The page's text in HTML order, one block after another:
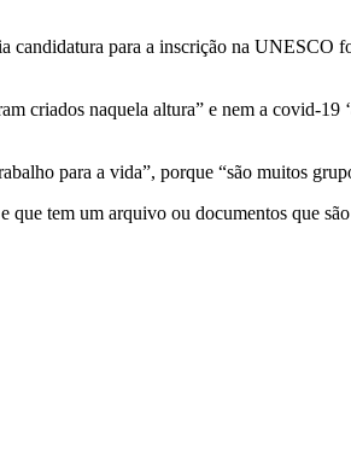
para a inscrição na UNESCO
criados naquela altura” e nem a covid-19
para a vida”, porque “são muitos
tem um arquivo ou documentos que